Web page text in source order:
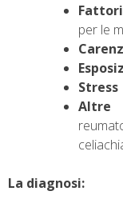
per le
Stress
Altre
La diagnosi: